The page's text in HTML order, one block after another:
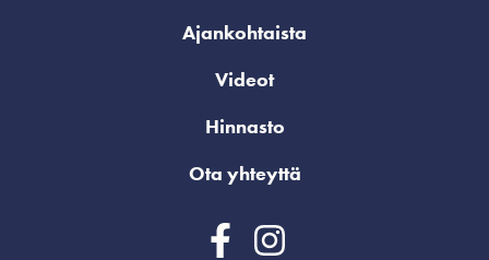
Ajankohtaista
Videot
Hinnasto
Ota yhteyttä